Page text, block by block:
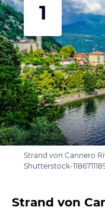
1
Strand von Cannero
Shutterstock-
Strand von